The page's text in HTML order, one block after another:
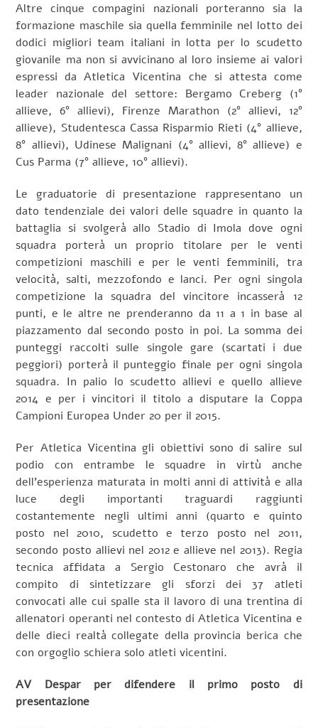
Altre cinque compagini nazionali porteranno sia la
formazione maschile sia quella femminile nel lotto dei
dodici migliori team italiani in lotta per lo scudetto
giovanile ma non si avvicinano al loro insieme ai valori
espressi da Atletica Vicentina che si attesta come
leader nazionale del settore: Bergamo Creberg (1°
allieve, 6° allievi), Firenze Marathon (2° allievi, 12°
allieve), Studentesca Cassa Risparmio Rieti (4° allieve,
8° allievi), Udinese Malignani (4° allievi, 8° allieve) e
Cus Parma (7° allieve, 10° allievi).
Le graduatorie di presentazione rappresentano un
dato tendenziale dei valori delle squadre in quanto la
battaglia si svolgerà allo Stadio di Imola dove ogni
squadra porterà un proprio titolare per le venti
competizioni maschili e per le venti femminili, tra
velocità, salti, mezzofondo e lanci. Per ogni singola
competizione la squadra del vincitore incasserà 12
punti, e le altre ne prenderanno da 11 a 1 in base al
piazzamento dal secondo posto in poi. La somma dei
punteggi raccolti sulle singole gare (scartati i due
peggiori) porterà il punteggio finale per ogni singola
squadra. In palio lo scudetto allievi e quello allieve
2014 e per i vincitori il titolo a disputare la Coppa
Campioni Europea Under 20 per il 2015.
Per Atletica Vicentina gli obiettivi sono di salire sul
podio con entrambe le squadre in virtù anche
dell’esperienza maturata in molti anni di attività e alla
luce degli importanti traguardi raggiunti
costantemente negli ultimi anni (quarto e quinto
posto nel 2010, scudetto e terzo posto nel 2011,
secondo posto allievi nel 2012 e allieve nel 2013). Regia
tecnica affidata a Sergio Cestonaro che avrà il
compito di sintetizzare gli sforzi dei 37 atleti
convocati alle cui spalle sta il lavoro di una trentina di
allenatori operanti nel contesto di Atletica Vicentina e
delle dieci realtà collegate della provincia berica che
con orgoglio schiera solo atleti vicentini.
AV Despar per difendere il primo posto di
presentazione